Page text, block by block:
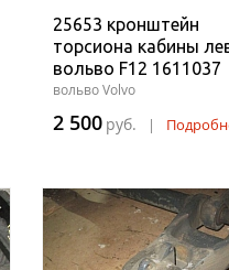
25653 кронштейн
торсиона кабины
вольво F12 1611037
вольво Volvo
2 500 руб. |